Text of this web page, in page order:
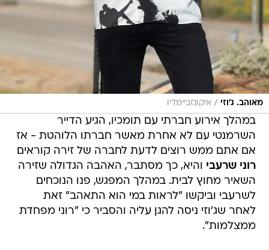
מאוהב. ג'וזי / איקונזביימדיו
במהלך אירוע חברתי עם תומכיו, הגיע הדייר
השרמנטי עם לא אחרת מאשר חברתו הלוהטת - אז
אם אתם ממש רוצים לדעת לחברה של זירה קוראים
רוני שרעבי והיא, כך מסתבר, האהבה הגדולה שזירה
השאיר מחוץ לבית. במהלך המפגש, פנו הנוכחים
לשרעבי וביקשו "לראות במי הוא התאהב" זאת
לאחר שג'וזי ניסה להגן עליה והסביר כי "רוני מפחדת
ממצלמות".